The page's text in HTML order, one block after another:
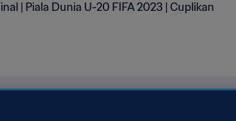
| Piala Dunia U-20 FIFA 2023 | Cuplikan